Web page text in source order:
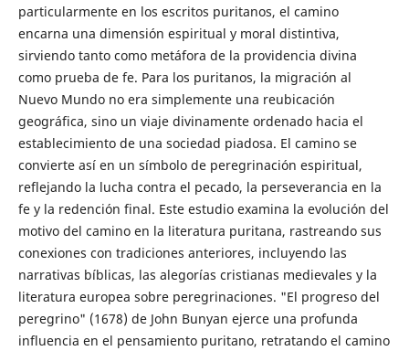
particularmente en los escritos puritanos, el camino
encarna una dimensión espiritual y moral distintiva,
sirviendo tanto como metáfora de la providencia divina
como prueba de fe. Para los puritanos, la migración al
Nuevo Mundo no era simplemente una reubicación
geográfica, sino un viaje divinamente ordenado hacia el
establecimiento de una sociedad piadosa. El camino se
convierte así en un símbolo de peregrinación espiritual,
reflejando la lucha contra el pecado, la perseverancia en la
fe y la redención final. Este estudio examina la evolución del
motivo del camino en la literatura puritana, rastreando sus
conexiones con tradiciones anteriores, incluyendo las
narrativas bíblicas, las alegorías cristianas medievales y la
literatura europea sobre peregrinaciones. "El progreso del
peregrino" (1678) de John Bunyan ejerce una profunda
influencia en el pensamiento puritano, retratando el camino